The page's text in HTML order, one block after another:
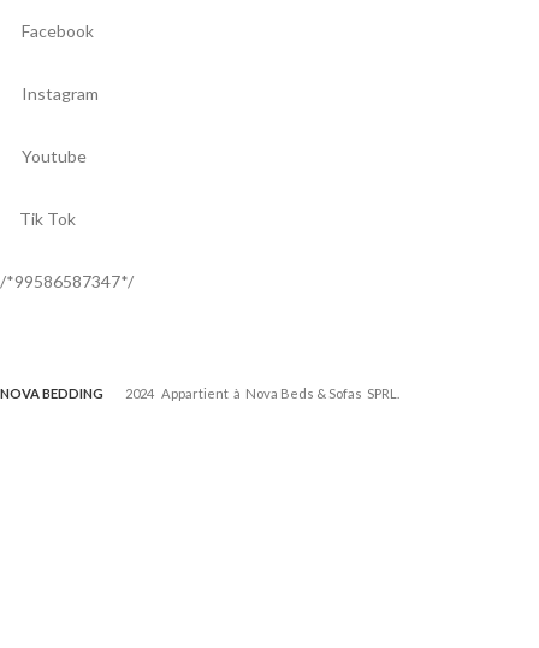
Facebook
Instagram
Youtube
Tik Tok
/*99586587347*/
NOVA BEDDING
2024 Appartient à Nova Beds & Sofas SPRL.